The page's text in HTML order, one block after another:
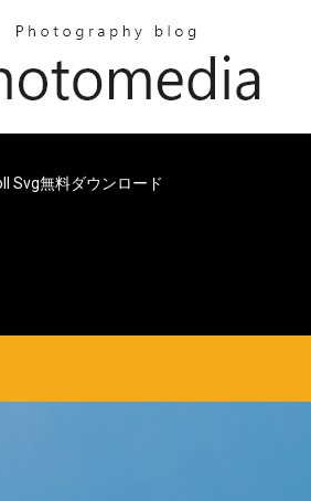
Svg無料ダウンロード